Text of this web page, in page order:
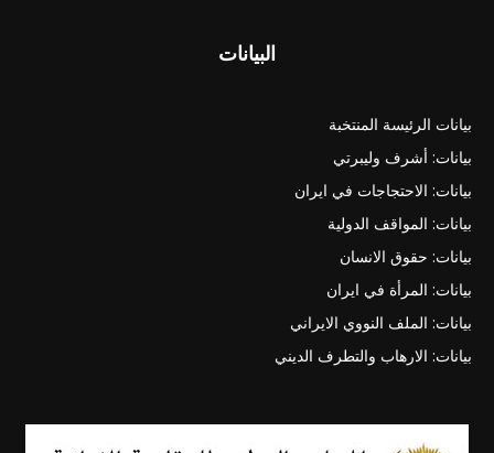
البيانات
بيانات الرئيسة المنتخبة
بيانات: أشرف وليبرتي
بيانات: الاحتجاجات في ايران
بيانات: المواقف الدولية
بيانات: حقوق الانسان
بيانات: المرأة في ايران
بيانات: الملف النووي الايراني
بيانات: الارهاب والتطرف الديني